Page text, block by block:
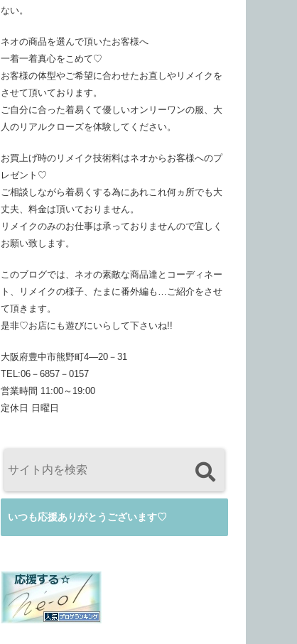
ない。
ネオの商品を選んで頂いたお客様へ
一着一着真心をこめて♡
お客様の体型やご希望に合わせたお直しやリメイクを
させて頂いております。
ご自分に合った着易くて優しいオンリーワンの服、大
人のリアルクローズを体験してください。
お買上げ時のリメイク技術料はネオからお客様へのプ
レゼント♡
ご相談しながら着易くする為にあれこれ何ヵ所でも大
丈夫、料金は頂いておりません。
リメイクのみのお仕事は承っておりませんので宜しく
お願い致します。
このブログでは、ネオの素敵な商品達とコーディネー
ト、リメイクの様子、たまに番外編も…ご紹介をさせ
て頂きます。
是非♡お店にも遊びにいらして下さいね!!
大阪府豊中市熊野町4―20－31
TEL:06－6857－0157
営業時間 11:00～19:00
定休日 日曜日
いつも応援ありがとうございます♡